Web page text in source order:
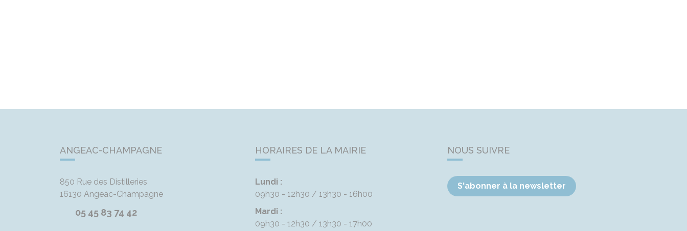
ANGEAC-CHAMPAGNE
850 Rue des Distilleries
16130 Angeac-Champagne
05 45 83 74 42
HORAIRES DE LA MAIRIE
Lundi :
09h30 - 12h30
13h30 - 16h00
Mardi :
09h30 - 12h30
13h30 - 17h00
NOUS SUIVRE
S'abonner à la newsletter